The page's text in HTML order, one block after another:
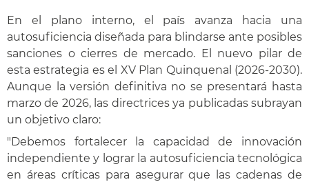
En el plano interno, el país avanza hacia una
autosuficiencia diseñada para blindarse ante posibles
sanciones o cierres de mercado. El nuevo pilar de
esta estrategia es el XV Plan Quinquenal (2026-2030).
Aunque la versión definitiva no se presentará hasta
marzo de 2026, las directrices ya publicadas subrayan
un objetivo claro:
"Debemos fortalecer la capacidad de innovación
independiente y lograr la autosuficiencia tecnológica
en áreas críticas para asegurar que las cadenas de